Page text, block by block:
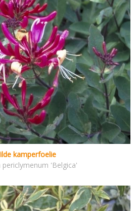
kamperfoelie
periclymenum 'Belgica'